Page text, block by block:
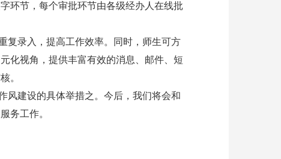
环节，每个审批环节由各级经办人在线批
录入，提高工作效率。同时，师生可方
化视角，提供丰富有效的消息、邮件、短
。
建设的具体举措之。今后，我们将会和
务工作。